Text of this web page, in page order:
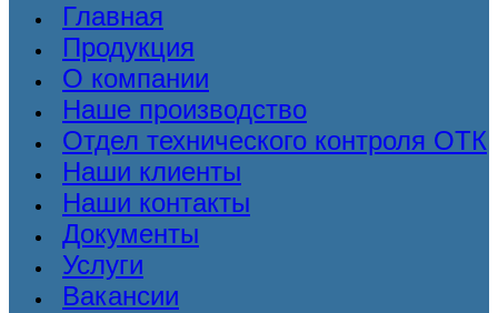
Главная
Продукция
О компании
Наше производство
Отдел технического контроля ОТК
Наши клиенты
Наши контакты
Документы
Услуги
Вакансии